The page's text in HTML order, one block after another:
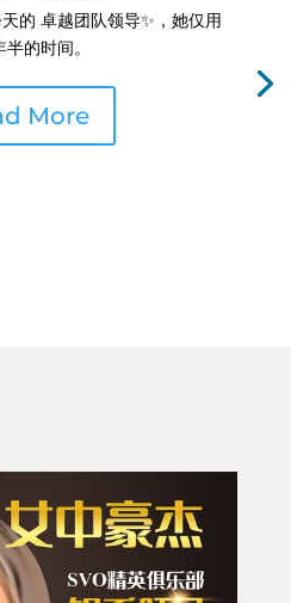
的 卓越团队领导✨，她仅用
的时间。
More